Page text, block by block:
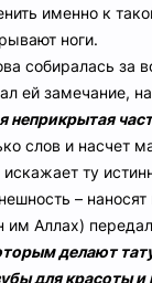
именно к
ноги.
собиралась
ей замечание,
неприкрытая
слов и насчет
ту
–
им Аллах)
делают
для красоты